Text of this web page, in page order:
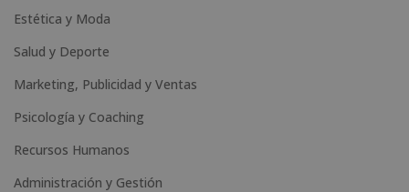
Estética y Moda
Salud y Deporte
Marketing, Publicidad y Ventas
Psicología y Coaching
Recursos Humanos
Administración y Gestión